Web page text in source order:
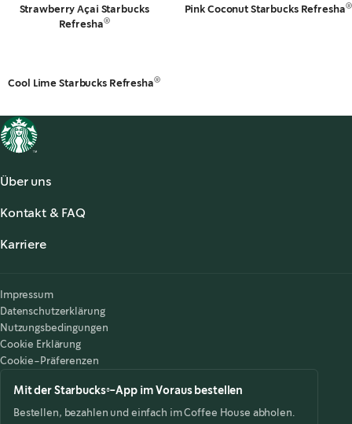
Strawberry Açai Starbucks
Refresha®
Pink Coconut Starbucks Refresha®
Cool Lime Starbucks Refresha®
Über uns
Starbucks® Stories & News
Starbucks® for the Record
Kontakt & FAQ
Kontaktiere uns
Karriere
Impressum
Datenschutzerklärung
Nutzungsbedingungen
Cookie Erklärung
Cookie-Präferenzen
Mit der Starbucks®-App im Voraus bestellen
Bestellen, bezahlen und einfach im Coffee House abholen.